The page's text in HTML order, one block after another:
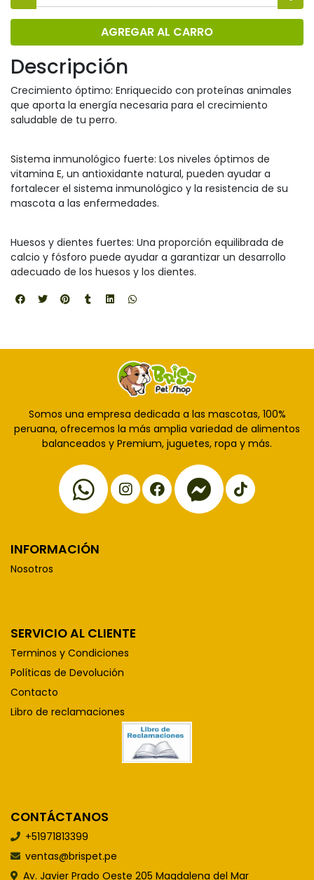
AGREGAR AL CARRO
Descripción
Crecimiento óptimo: Enriquecido con proteínas animales
que aporta la energía necesaria para el crecimiento
saludable de tu perro.
Sistema inmunológico fuerte: Los niveles óptimos de
vitamina E, un antioxidante natural, pueden ayudar a
fortalecer el sistema inmunológico y la resistencia de su
mascota a las enfermedades.
Huesos y dientes fuertes: Una proporción equilibrada de
calcio y fósforo puede ayudar a garantizar un desarrollo
adecuado de los huesos y los dientes.
Somos una empresa dedicada a las mascotas, 100%
peruana, ofrecemos la más amplia variedad de alimentos
balanceados y Premium, juguetes, ropa y más.
INFORMACIÓN
Nosotros
SERVICIO AL CLIENTE
Terminos y Condiciones
Políticas de Devolución
Contacto
Libro de reclamaciones
CONTÁCTANOS
+51971813399
ventas@brispet.pe
Av. Javier Prado Oeste 205 Magdalena del Mar